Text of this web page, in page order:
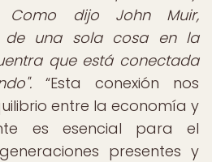
Como dijo John Muir,
de una sola cosa en la
que está conectada
Esta conexión nos
entre la economía y
es esencial para el
presentes y